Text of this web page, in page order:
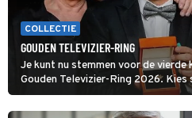
COLLECTIE
GOUDEN TELEVIZIER-RING
Je kunt nu stemmen voor de
Gouden Televizier-Ring 2026. Kies snel je favoriete tv-programma
én streamingshow .